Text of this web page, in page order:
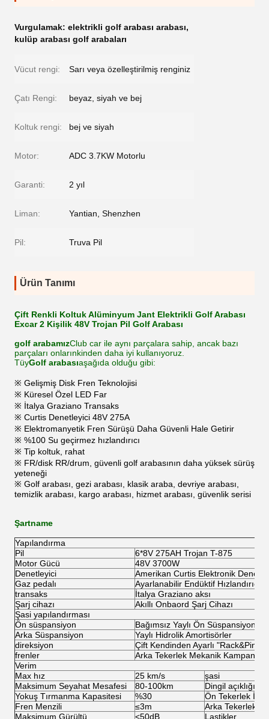
Vurgulamak: elektrikli golf arabası arabası,
kulüp arabası golf arabaları
Vücut rengi: Sarı veya özelleştirilmiş renginiz
Çatı Rengi: beyaz, siyah ve bej
Koltuk rengi: bej ve siyah
Motor: ADC 3.7KW Motorlu
Garanti: 2 yıl
Liman: Yantian, Shenzhen
Pil: Truva Pil
Ürün Tanımı
Çift Renkli Koltuk Alüminyum Jant Elektrikli Golf Arabası
Excar 2 Kişilik 48V Trojan Pil Golf Arabası
golf arabamızClub car ile aynı parçalara sahip, ancak bazı
parçaları onlarınkinden daha iyi kullanıyoruz.
TüyGolf arabasıaşağıda olduğu gibi:
※ Gelişmiş Disk Fren Teknolojisi
※ Küresel Özel LED Far
※ İtalya Graziano Transaks
※ Curtis Denetleyici 48V 275A
※ Elektromanyetik Fren Sürüşü Daha Güvenli Hale Getirir
※ %100 Su geçirmez hızlandırıcı
※ Tip koltuk, rahat
※ FR/disk RR/drum, güvenli golf arabasının daha yüksek sürüş
yeteneği
※ Golf arabası, gezi arabası, klasik araba, devriye arabası,
temizlik arabası, kargo arabası, hizmet arabası, güvenlik serisi
Şartname
Yapılandırma
Pil
6*8V 275AH Trojan T-875
Motor Gücü
48V 3700W
Denetleyici
Amerikan Curtis Elektronik
Gaz pedalı
Ayarlanabilir Endüktif Hızlandırıcı
transaks
İtalya Graziano aksı
Şarj cihazı
Akıllı Onbaord Şarj Cihazı
Şasi yapılandırması
Ön süspansiyon
Bağımsız Yaylı Ön Süspansiyon
Arka Süspansiyon
Yaylı Hidrolik Amortisörler
direksiyon
Çift Kendinden Ayarlı
frenler
Arka Tekerlek Mekanik
Verim
Max hız
25 km/s
şasi
Maksimum Seyahat Mesafesi
80-100km
Dingil açıklığı
Yokuş Tırmanma Kapasitesi
%30
Ön Tekerlek İzi
Fren Menzili
≤3m
Arka Tekerlek İzi
Maksimum Gürültü
<50dB
Lastikler